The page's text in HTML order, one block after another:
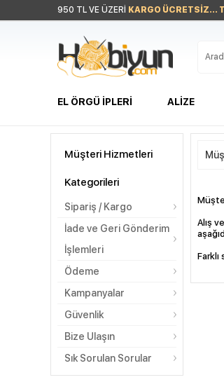
950 TL VE ÜZERİ KARGO
EL ÖRGÜ İPLERI ALIZE
Müşteri Hizmetleri
Kategorileri
Sipariş / Kargo
İade ve Geri Gönderim
İşlemleri
Ödeme
Kampanyalar
Güvenlik
Bize Ulaşın
Sık Sorulan Sorular
Alış